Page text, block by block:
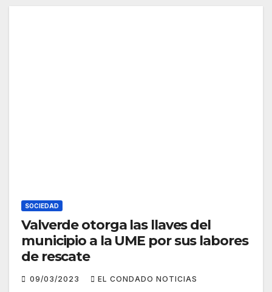
SOCIEDAD
Valverde otorga las llaves del
municipio a la UME por sus labores
de rescate
09/03/2023 EL CONDADO NOTICIAS